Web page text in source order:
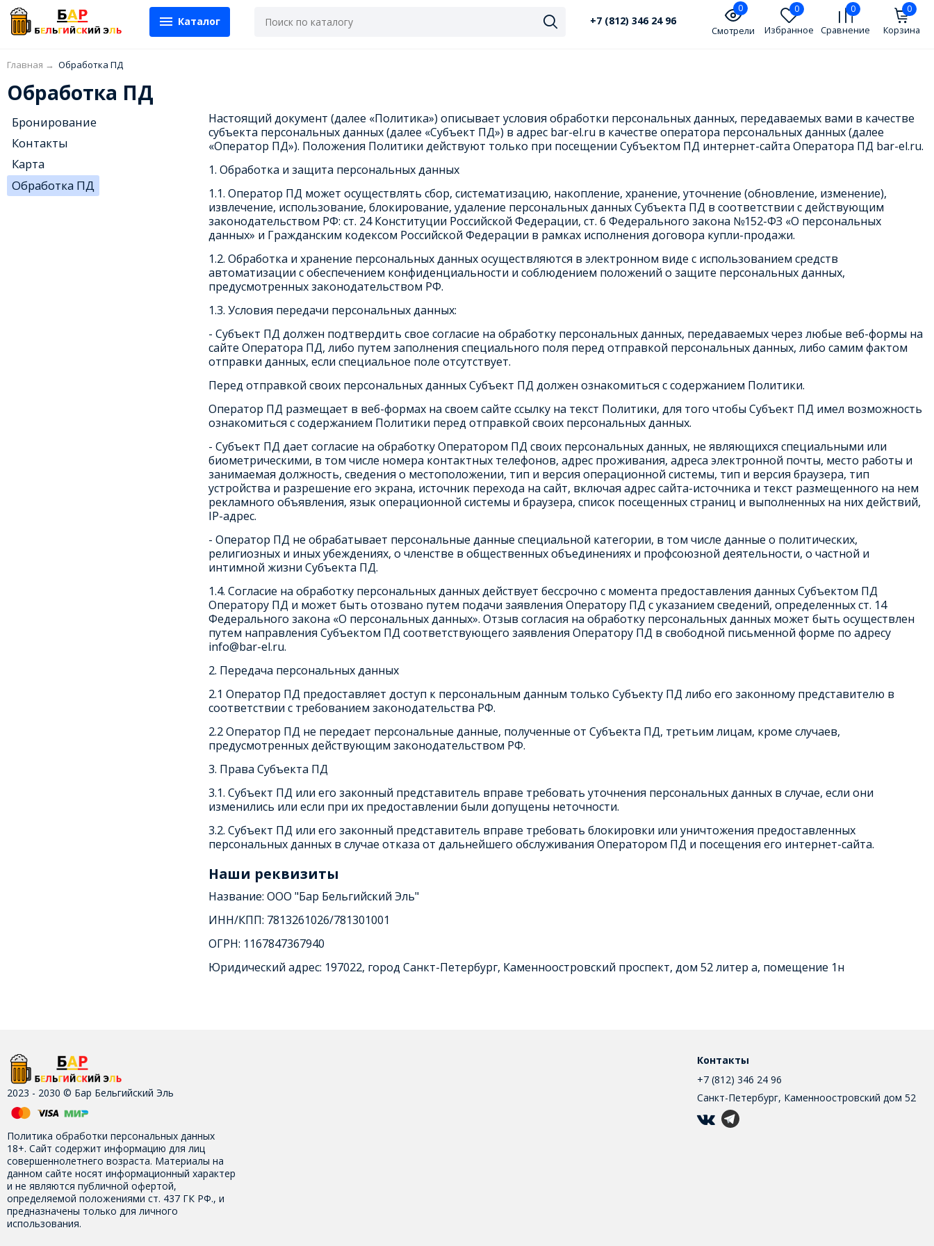
Каталог +7 (812) 346 24 96
0
Смотрели
0
Избранное
0
Сравнение
0
Корзина
Главная → Обработка ПД
Обработка ПД
Бронирование
Контакты
Карта
Обработка ПД
Настоящий документ (далее «Политика») описывает условия обработки персональных данных, передаваемых вами в качестве
субъекта персональных данных (далее «Субъект ПД») в адрес bar-el.ru в качестве оператора персональных данных (далее
«Оператор ПД»). Положения Политики действуют только при посещении Субъектом ПД интернет-сайта Оператора ПД bar-el.ru.
1. Обработка и защита персональных данных
1.1. Оператор ПД может осуществлять сбор, систематизацию, накопление, хранение, уточнение (обновление, изменение),
извлечение, использование, блокирование, удаление персональных данных Субъекта ПД в соответствии с действующим
законодательством РФ: ст. 24 Конституции Российской Федерации, ст. 6 Федерального закона №152-ФЗ «О персональных
данных» и Гражданским кодексом Российской Федерации в рамках исполнения договора купли-продажи.
1.2. Обработка и хранение персональных данных осуществляются в электронном виде с использованием средств
автоматизации с обеспечением конфиденциальности и соблюдением положений о защите персональных данных,
предусмотренных законодательством РФ.
1.3. Условия передачи персональных данных:
- Субъект ПД должен подтвердить свое согласие на обработку персональных данных, передаваемых через любые веб-формы на
сайте Оператора ПД, либо путем заполнения специального поля перед отправкой персональных данных, либо самим фактом
отправки данных, если специальное поле отсутствует.
Перед отправкой своих персональных данных Субъект ПД должен ознакомиться с содержанием Политики.
Оператор ПД размещает в веб-формах на своем сайте ссылку на текст Политики, для того чтобы Субъект ПД имел возможность
ознакомиться с содержанием Политики перед отправкой своих персональных данных.
- Субъект ПД дает согласие на обработку Оператором ПД своих персональных данных, не являющихся специальными или
биометрическими, в том числе номера контактных телефонов, адрес проживания, адреса электронной почты, место работы и
занимаемая должность, сведения о местоположении, тип и версия операционной системы, тип и версия браузера, тип
устройства и разрешение его экрана, источник перехода на сайт, включая адрес сайта-источника и текст размещенного на нем
рекламного объявления, язык операционной системы и браузера, список посещенных страниц и выполненных на них действий,
IP-адрес.
- Оператор ПД не обрабатывает персональные данные специальной категории, в том числе данные о политических,
религиозных и иных убеждениях, о членстве в общественных объединениях и профсоюзной деятельности, о частной и
интимной жизни Субъекта ПД.
1.4. Согласие на обработку персональных данных действует бессрочно с момента предоставления данных Субъектом ПД
Оператору ПД и может быть отозвано путем подачи заявления Оператору ПД с указанием сведений, определенных ст. 14
Федерального закона «О персональных данных». Отзыв согласия на обработку персональных данных может быть осуществлен
путем направления Субъектом ПД соответствующего заявления Оператору ПД в свободной письменной форме по адресу
info@bar-el.ru.
2. Передача персональных данных
2.1 Оператор ПД предоставляет доступ к персональным данным только Субъекту ПД либо его законному представителю в
соответствии с требованием законодательства РФ.
2.2 Оператор ПД не передает персональные данные, полученные от Субъекта ПД, третьим лицам, кроме случаев,
предусмотренных действующим законодательством РФ.
3. Права Субъекта ПД
3.1. Субъект ПД или его законный представитель вправе требовать уточнения персональных данных в случае, если они
изменились или если при их предоставлении были допущены неточности.
3.2. Субъект ПД или его законный представитель вправе требовать блокировки или уничтожения предоставленных
персональных данных в случае отказа от дальнейшего обслуживания Оператором ПД и посещения его интернет-сайта.
Наши реквизиты
Название: ООО "Бар Бельгийский Эль"
ИНН/КПП: 7813261026/781301001
ОГРН: 1167847367940
Юридический адрес: 197022, город Санкт-Петербург, Каменноостровский проспект, дом 52 литер а, помещение 1н
2023 - 2030 © Бар Бельгийский Эль
Политика обработки персональных данных
18+. Сайт содержит информацию для лиц
совершеннолетнего возраста. Материалы на
данном сайте носят информационный характер
и не являются публичной офертой,
определяемой положениями ст. 437 ГК РФ., и
предназначены только для личного
использования.
Контакты
+7 (812) 346 24 96
Санкт-Петербург, Каменноостровский дом 52